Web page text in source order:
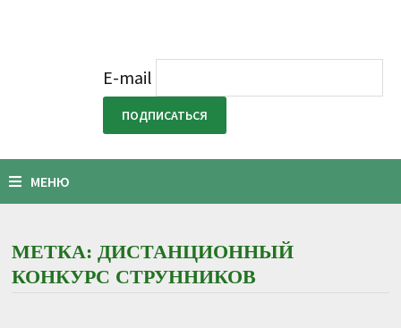
E-mail
МЕНЮ
МЕТКА:ДИСТАНЦИОННЫЙ
КОНКУРС СТРУННИКОВ